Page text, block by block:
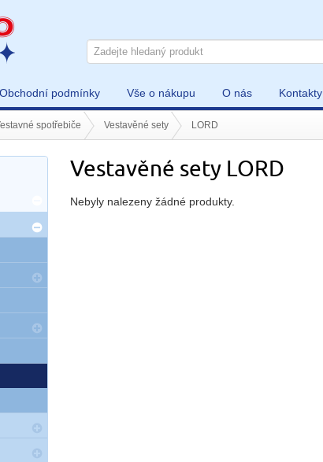
Obchodní podmínky Vše o nákupu O nás Kontakty
spotřebiče Vestavěné sety LORD
Vestavěné sety LORD
Nebyly nalezeny žádné produkty.